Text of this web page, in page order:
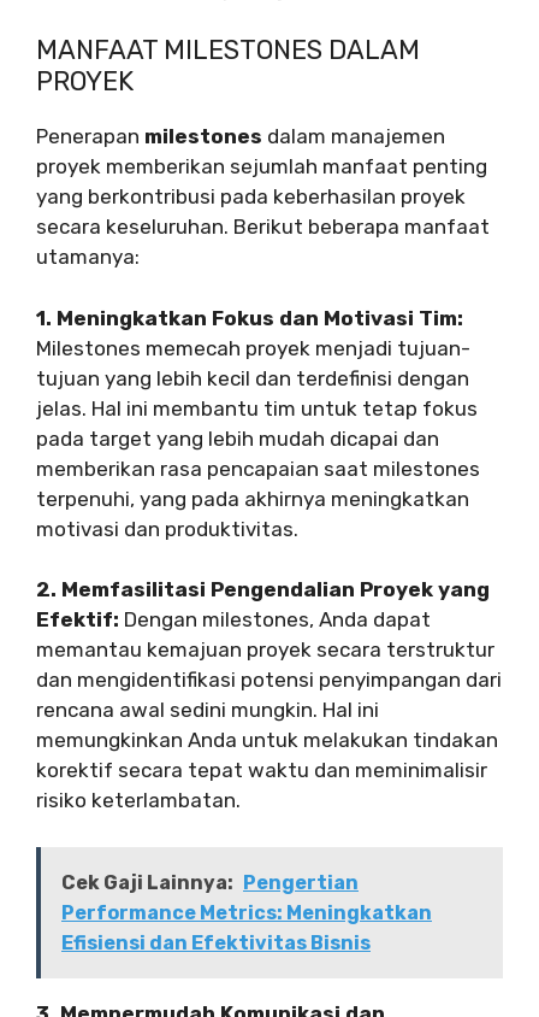
MANFAAT MILESTONES DALAM
PROYEK
Penerapan milestones dalam manajemen
proyek memberikan sejumlah manfaat penting
yang berkontribusi pada keberhasilan proyek
secara keseluruhan. Berikut beberapa manfaat
utamanya:
1. Meningkatkan Fokus dan Motivasi Tim:
Milestones memecah proyek menjadi tujuan-
tujuan yang lebih kecil dan terdefinisi dengan
jelas. Hal ini membantu tim untuk tetap fokus
pada target yang lebih mudah dicapai dan
memberikan rasa pencapaian saat milestones
terpenuhi, yang pada akhirnya meningkatkan
motivasi dan produktivitas.
2. Memfasilitasi Pengendalian Proyek yang
Efektif: Dengan milestones, Anda dapat
memantau kemajuan proyek secara terstruktur
dan mengidentifikasi potensi penyimpangan dari
rencana awal sedini mungkin. Hal ini
memungkinkan Anda untuk melakukan tindakan
korektif secara tepat waktu dan meminimalisir
risiko keterlambatan.
Cek Gaji Lainnya: Pengertian
Performance Metrics: Meningkatkan
Efisiensi dan Efektivitas Bisnis